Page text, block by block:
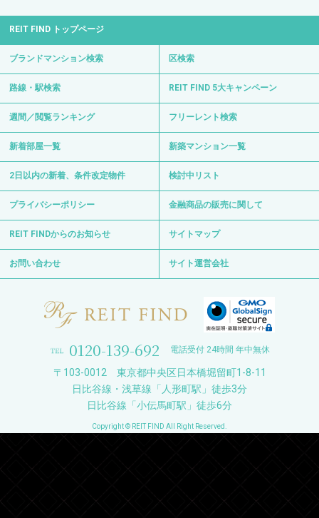
REIT FIND トップページ
ブランドマンション検索 区検索
路線・駅検索 REIT FIND 5大キャンペーン
週間／閲覧ランキング フリーレント検索
新着部屋一覧 新築マンション一覧
2日以内の新着、条件改定物件 検討中リスト
プライバシーポリシー 金融商品の販売に関して
REIT FINDからのお知らせ サイトマップ
お問い合わせ サイト運営会社
0120-139-692 電話受付 24時間 年中無休
〒103-0012 東京都中央区日本橋堀留町1-8-11
日比谷線・浅草線「人形町駅」徒歩3分
日比谷線「小伝馬町駅」徒歩6分
Copyright © REIT FIND All Right Reserved.